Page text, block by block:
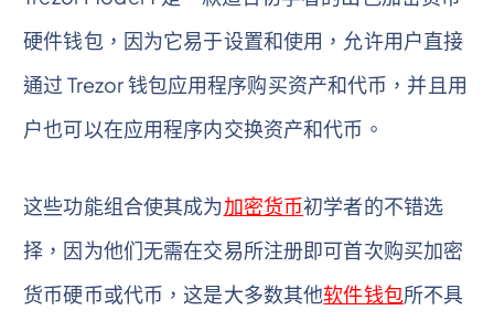
硬件钱包，因为它易于设置和使用，允许用户直接
通过 Trezor 钱包应用程序购买资产和代币，并且用
户也可以在应用程序内交换资产和代币。
这些功能组合使其成为加密货币初学者的不错选
择，因为他们无需在交易所注册即可首次购买加密
货币硬币或代币，这是大多数其他软件钱包所不具